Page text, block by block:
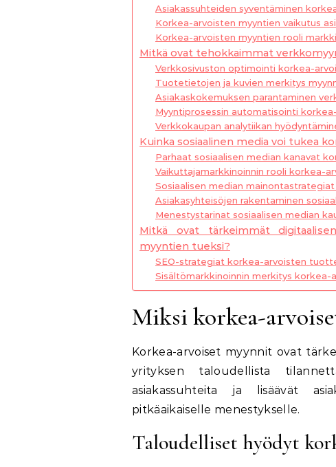
Asiakassuhteiden syventäminen
Korkea-arvoisten myyntien vaikutus
Korkea-arvoisten myyntien rooli
Mitkä ovat tehokkaimmat
Verkkosivuston optimointi korkea-
Tuotetietojen ja kuvien merkitys
Asiakaskokemuksen parantaminen
Myyntiprosessin automatisointi
Verkkokaupan analytiikan
Kuinka sosiaalinen media voi tukea
Parhaat sosiaalisen median kanavat
Vaikuttajamarkkinoinnin rooli korkea-
Sosiaalisen median
Asiakasyhteisöjen rakentaminen
Menestystarinat sosiaalisen median
Mitkä ovat tärkeimmät
myyntien tueksi?
SEO-strategiat korkea-arvoisten
Sisältömarkkinoinnin merkitys korkea-
Miksi korkea-
Korkea-arvoiset myynnit ovat
yrityksen taloudellista
asiakassuhteita ja lisäävät
pitkäaikaiselle menestykselle.
Taloudelliset hyödyt